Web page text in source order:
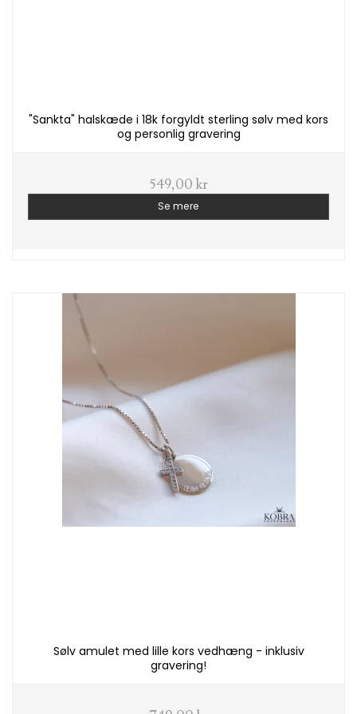
"Sankta" halskæde i 18k forgyldt sterling sølv med kors
og personlig gravering
549,00 kr
Se mere
Sølv amulet med lille kors vedhæng - inklusiv
gravering!